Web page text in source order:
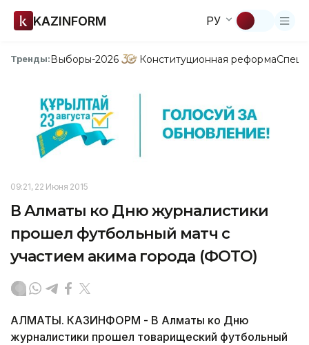
KAZINFORM РУ
Тренды:Выборы-2026 Конституционная реформа
09:21, 22 Июня 2015
В Алматы ко Дню журналистики
прошел футбольный матч с
участием акима города (ФОТО)
АЛМАТЫ. КАЗИНФОРМ - В Алматы ко Дню
журналистики прошел товарищеский футбольный